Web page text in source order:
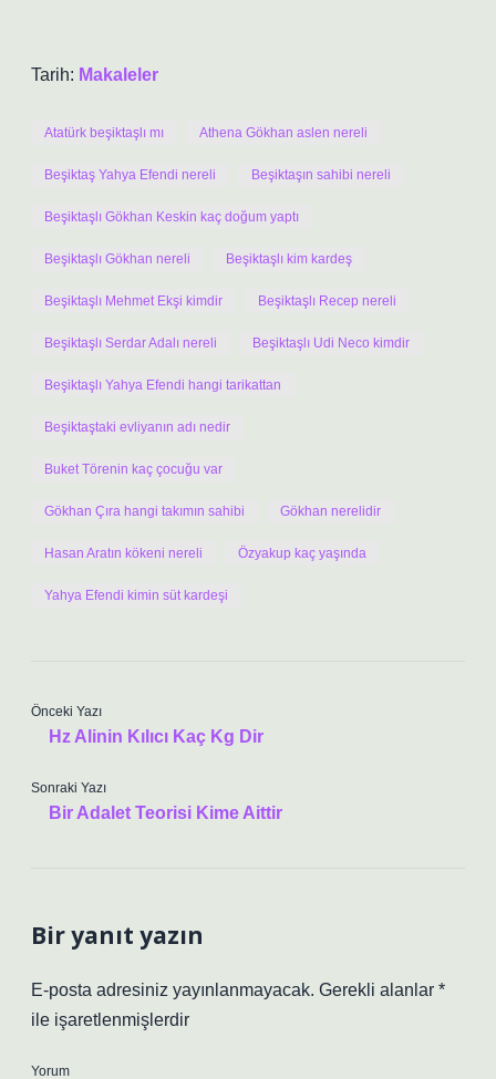
Tarih: Makaleler
Atatürk beşiktaşlı mı Athena Gökhan aslen nereli
Beşiktaş Yahya Efendi nereli Beşiktaşın sahibi nereli
Beşiktaşlı Gökhan Keskin kaç doğum yaptı
Beşiktaşlı Gökhan nereli Beşiktaşlı kim kardeş
Beşiktaşlı Mehmet Ekşi kimdir Beşiktaşlı Recep nereli
Beşiktaşlı Serdar Adalı nereli Beşiktaşlı Udi Neco kimdir
Beşiktaşlı Yahya Efendi hangi tarikattan
Beşiktaştaki evliyanın adı nedir
Buket Törenin kaç çocuğu var
Gökhan Çıra hangi takımın sahibi Gökhan nerelidir
Hasan Aratın kökeni nereli Özyakup kaç yaşında
Yahya Efendi kimin süt kardeşi
Önceki Yazı
Hz Alinin Kılıcı Kaç Kg Dir
Sonraki Yazı
Bir Adalet Teorisi Kime Aittir
Bir yanıt yazın
E-posta adresiniz yayınlanmayacak. Gerekli alanlar *
ile işaretlenmişlerdir
Yorum